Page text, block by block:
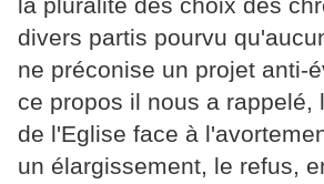
la pluralité des choix des
divers partis pourvu
ne préconise un projet anti-
ce propos il nous a rappelé,
de l'Eglise face à
un élargissement, le refus,